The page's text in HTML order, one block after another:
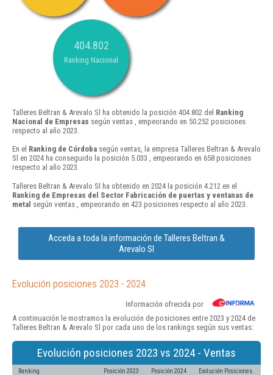
404.802
Ranking Nacional
Talleres Beltran & Arevalo Sl ha obtenido la posición 404.802 del Ranking
Nacional de Empresas según ventas , empeorando en 50.252 posiciones
respecto al año 2023.
En el Ranking de Córdoba según ventas, la empresa Talleres Beltran & Arevalo
Sl en 2024 ha conseguido la posición 5.033 , empeorando en 658 posiciones
respecto al año 2023.
Talleres Beltran & Arevalo Sl ha obtenido en 2024 la posición 4.212 en el
Ranking de Empresas del Sector Fabricación de puertas y ventanas de
metal según ventas , empeorando en 423 posiciones respecto al año 2023.
Acceda a toda la información de Talleres Beltran &
Arevalo Sl
Evolución posiciones 2023 - 2024
Información ofrecida por
A continuación le mostramos la evolución de posiciones entre 2023 y 2024 de
Talleres Beltran & Arevalo Sl por cada uno de los rankings según sus ventas:
Evolución posiciones 2023 vs 2024 - Ventas
Ranking Posición 2023 Posición 2024 Evolución Posiciones